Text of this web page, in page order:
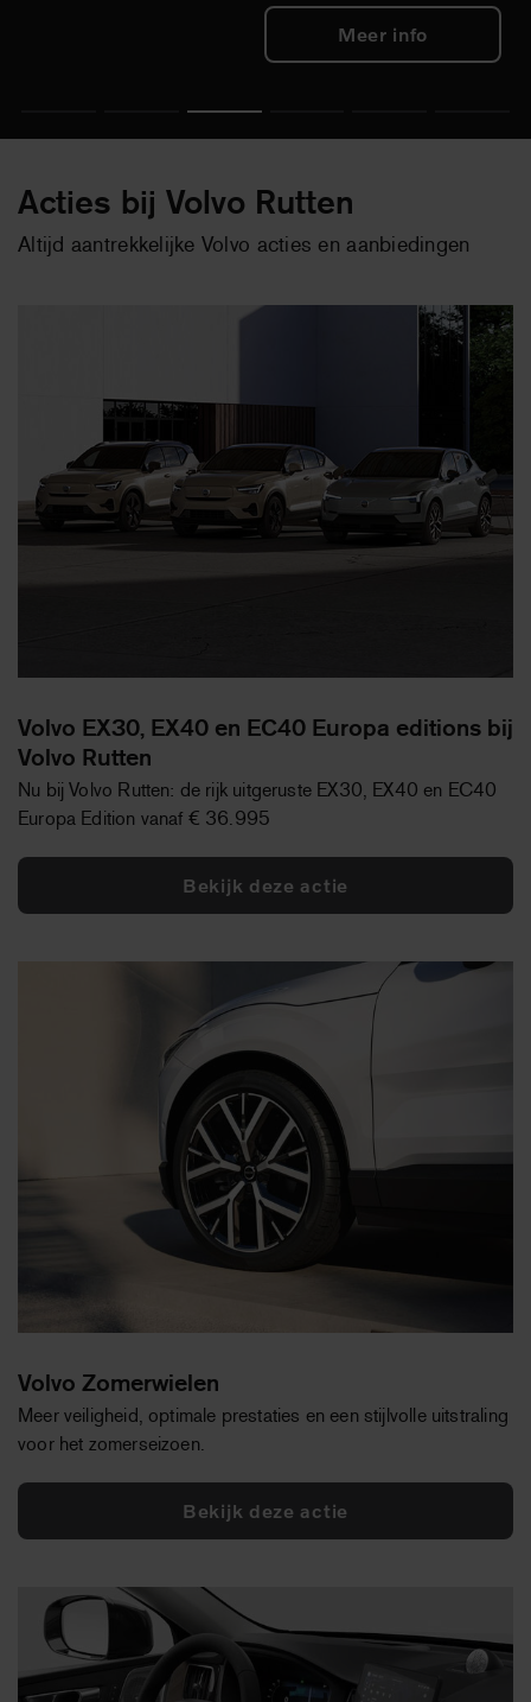
Meer info
Acties bij Volvo Rutten
Altijd aantrekkelijke Volvo acties en aanbiedingen
Volvo EX30, EX40 en EC40 Europa editions bij
Volvo Rutten
Nu bij Volvo Rutten: de rijk uitgeruste EX30, EX40 en EC40
Europa Edition vanaf € 36.995
Bekijk deze actie
Volvo Zomerwielen
Meer veiligheid, optimale prestaties en een stijlvolle uitstraling
voor het zomerseizoen.
Bekijk deze actie